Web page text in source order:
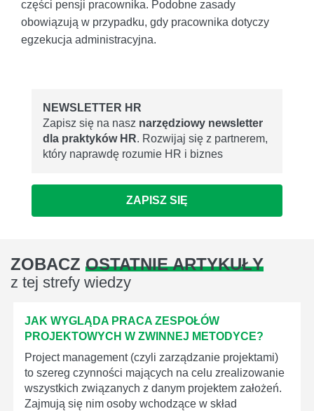
części pensji pracownika. Podobne zasady
obowiązują w przypadku, gdy pracownika dotyczy
egzekucja administracyjna.
NEWSLETTER HR
Zapisz się na nasz narzędziowy newsletter
dla praktyków HR. Rozwijaj się z partnerem,
który naprawdę rozumie HR i biznes
ZAPISZ SIĘ
ZOBACZ OSTATNIE ARTYKUŁY
z tej strefy wiedzy
JAK WYGLĄDA PRACA ZESPOŁÓW
PROJEKTOWYCH W ZWINNEJ METODYCE?
Project management (czyli zarządzanie projektami)
to szereg czynności mających na celu zrealizowanie
wszystkich związanych z danym projektem założeń.
Zajmują się nim osoby wchodzące w skład